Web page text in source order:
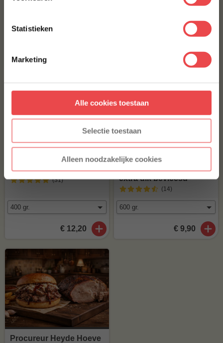
Statistieken
Marketing
Alle cookies toestaan
Selectie toestaan
Alleen noodzakelijke cookies
Jalapeño cheddar worst
Home Made Texas style
€ 8,99
Iberico ribfingers
(31)
€ 12,20
Spareribs met ketting
extra dik bevleesd
(14)
€ 9,90
Procureur Heyde Hoeve
* Alleen voor nieuwe inschrijvers, korting niet geldig op reeds
afgeprijsde producten.